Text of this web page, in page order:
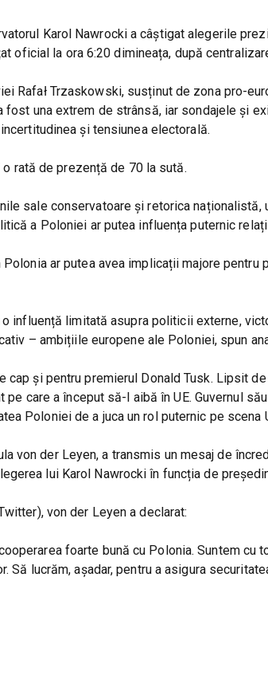
Karol Nawrocki a câștigat alegerile
oficial la ora 6:20 dimineața, după
Rafał Trzaskowski, susținut de zona pro-
fost una extrem de strânsă, iar sondajele și
și tensiunea electorală.
rată de prezență de 70 la sută.
sale conservatoare și retorica
a Poloniei ar putea influența puternic
ar putea avea implicații majore pentru
influență limitată asupra politicii externe,
– ambițiile europene ale Poloniei, spun
cap și pentru premierul Donald Tusk. Lipsit
care a început să-l aibă în UE. Guvernul
Poloniei de a juca un rol puternic pe scena
von der Leyen, a transmis un mesaj de
lui Karol Nawrocki în funcția de
von der Leyen a declarat:
foarte bună cu Polonia. Suntem cu
Să lucrăm, așadar, pentru a asigura